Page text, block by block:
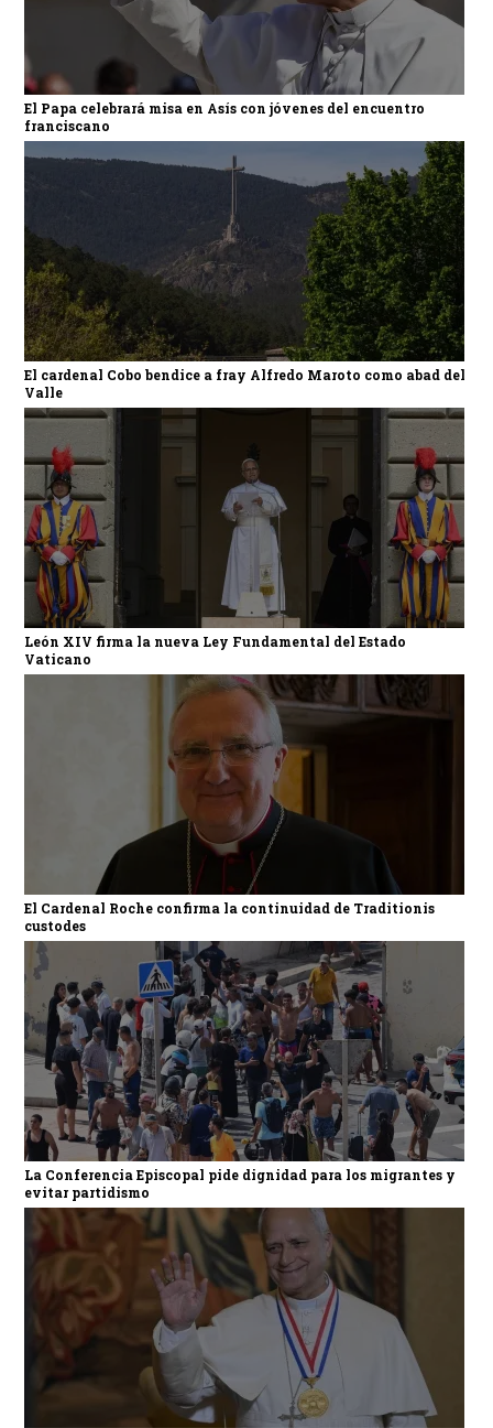
El Papa celebrará misa en Asís con jóvenes del encuentro
franciscano
El cardenal Cobo bendice a fray Alfredo Maroto como abad del
Valle
León XIV firma la nueva Ley Fundamental del Estado
Vaticano
El Cardenal Roche confirma la continuidad de Traditionis
custodes
La Conferencia Episcopal pide dignidad para los migrantes y
evitar partidismo